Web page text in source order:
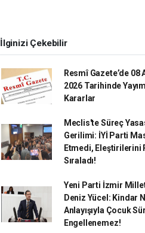
İlginizi Çekebilir
Resmî Gazete’de 08
2026 Tarihinde
Kararlar
Meclis'te Süreç
Gerilimi: İYİ Parti
Etmedi, Eleştirilerini
Sıraladı!
Yeni Parti İzmir
Deniz Yücel: Kindar
Anlayışıyla Çocuk
Engellenemez!